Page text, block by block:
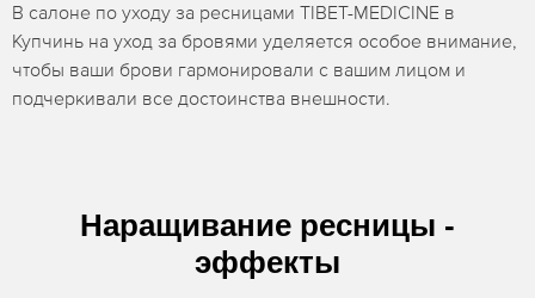
В салоне по уходу за ресницами TIBET-MEDICINE в
Купчинь на уход за бровями уделяется особое внимание,
чтобы ваши брови гармонировали с вашим лицом и
подчеркивали все достоинства внешности.
Наращивание ресницы -
эффекты